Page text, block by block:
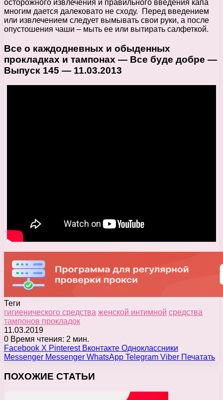
осторожного извлечения и правильного введения капа
многим дается далековато не сходу. Перед введением
или извлечением следует вымывать свои руки, а после
опустошения чаши – мыть ее или вытирать салфеткой.
Все о каждодневных и обыденных
прокладках и тампонах — Все буде добре —
Выпуск 145 — 11.03.2013
Теги
гигиенического средства женской интимной средства
тампонов прокладок
11.03.2019
0 Время чтения: 2 мин.
Facebook X Pinterest Вконтакте Одноклассники
Messenger Messenger WhatsApp Telegram Viber Печатать
ПОХОЖИЕ СТАТЬИ